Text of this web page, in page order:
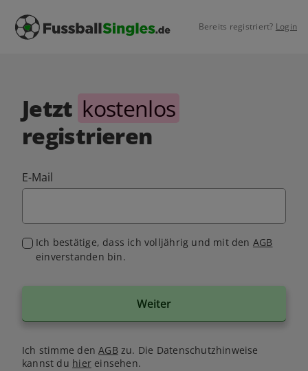
Bereits registriert? Login
Jetzt kostenlos
registrieren
E-Mail
Ich bestätige, dass ich volljährig und mit den AGB
einverstanden bin.
Weiter
Ich stimme denAGB zu. Die Datenschutzhinweise
kannst du hiereinsehen.